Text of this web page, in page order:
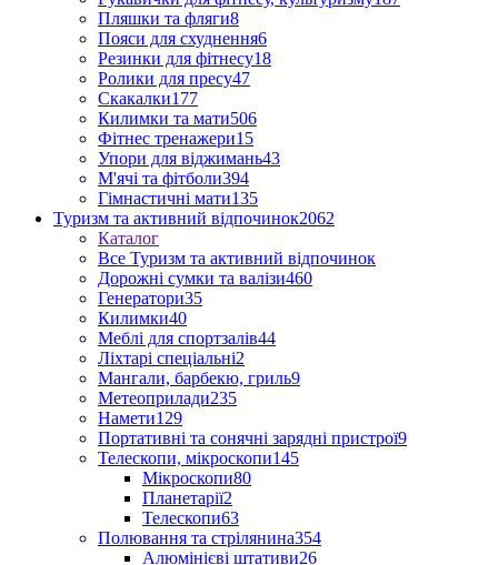
Пляшки та фляги8
Пояси для схуднення6
Резинки для фітнесу18
Ролики для пресу47
Скакалки177
Килимки та мати506
Фітнес тренажери15
Упори для віджимань43
М'ячі та фітболи394
Гімнастичні мати135
Туризм та активний відпочинок2062
Каталог
Все Туризм та активний відпочинок
Дорожні сумки та валізи460
Генератори35
Килимки40
Меблі для спортзалів44
Ліхтарі спеціальні2
Мангали, барбекю, гриль9
Метеоприлади235
Намети129
Портативні та сонячні зарядні пристрої9
Телескопи, мікроскопи145
Мікроскопи80
Планетарії2
Телескопи63
Полювання та стрілянина354
Алюмінієві штативи26